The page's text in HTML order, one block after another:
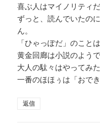
喜ぶ人はマイノリティ
ずっと、読んでいたの
ん。
「ひゃっぽだ」のこと
黄金回廊は小説のようで
大人の駄々はやってみ
一番のほほぅは「おで
返信